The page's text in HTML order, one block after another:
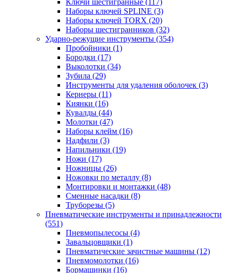
Ключи шестигранные (117)
Наборы ключей SPLINE (3)
Наборы ключей TORX (20)
Наборы шестигранников (32)
Ударно-режущие инструменты (354)
Пробойники (1)
Бородки (17)
Выколотки (34)
Зубила (29)
Инструменты для удаления оболочек (3)
Кернеры (11)
Киянки (16)
Кувалды (44)
Молотки (47)
Наборы клейм (16)
Надфили (3)
Напильники (19)
Ножи (17)
Ножницы (26)
Ножовки по металлу (8)
Монтировки и монтажки (48)
Сменные насадки (8)
Труборезы (5)
Пневматические инструменты и принадлежности
(551)
Пневмопылесосы (4)
Завальцовщики (1)
Пневматические зачистные машины (12)
Пневмомолотки (16)
Бормашинки (16)